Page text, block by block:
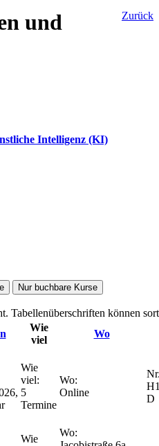
Zurück
und
Intelligenz (KI)
Nur buchbare Kurse
Tabellenüberschriften können
Wie
viel
Wo
Wie
viel:
5
Termine
Wo:
Online
D
Wie
Wo: